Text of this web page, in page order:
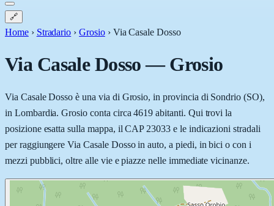
🔗
Home › Stradario › Grosio › Via Casale Dosso
Via Casale Dosso—Grosio
Via Casale Dosso è una via di Grosio, in provincia di Sondrio (SO),
in Lombardia. Grosio conta circa 4619 abitanti. Qui trovi la
posizione esatta sulla mappa, il CAP 23033 e le indicazioni stradali
per raggiungere Via Casale Dosso in auto, a piedi, in bici o con i
mezzi pubblici, oltre alle vie e piazze nelle immediate vicinanze.